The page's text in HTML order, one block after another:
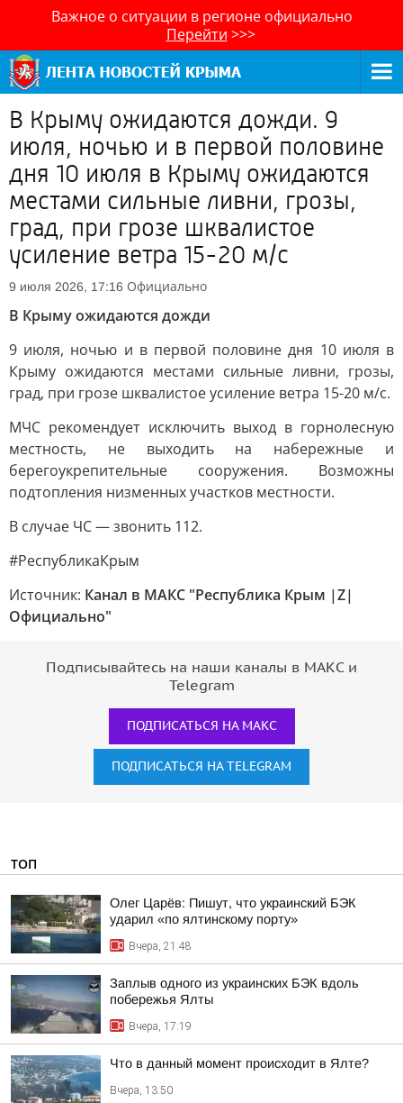
Важное о ситуации в регионе официально
Перейти >>>
В Крыму ожидаются дожди. 9
июля, ночью и в первой половине
дня 10 июля в Крыму ожидаются
местами сильные ливни, грозы,
град, при грозе шквалистое
усиление ветра 15-20 м/с
9 июля 2026, 17:16 Официально
В Крыму ожидаются дожди
9 июля, ночью и в первой половине дня 10 июля в
Крыму ожидаются местами сильные ливни, грозы,
град, при грозе шквалистое усиление ветра 15-20 м/с.
МЧС рекомендует исключить выход в горнолесную
местность, не выходить на набережные и
берегоукрепительные сооружения. Возможны
подтопления низменных участков местности.
В случае ЧС — звонить 112.
#РеспубликаКрым
Источник: Канал в МАКС "Республика Крым |Z|
Официально"
Подписывайтесь на наши каналы в МАКС и
Telegram
ПОДПИСАТЬСЯ НА МАКС
ПОДПИСАТЬСЯ НА TELEGRAM
ТОП
Олег Царёв: Пишут, что украинский БЭК
ударил «по ялтинскому порту»
Вчера, 21:48
Заплыв одного из украинских БЭК вдоль
побережья Ялты
Вчера, 17:19
Что в данный момент происходит в Ялте?
Вчера, 13:50